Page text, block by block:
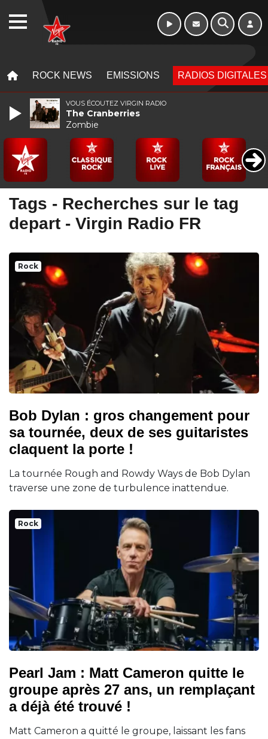
ROCK NEWS EMISSIONS RADIOS DIGITALES
Tags - Recherches sur le tag
depart - Virgin Radio FR
Rock
Bob Dylan : gros changement pour
sa tournée, deux de ses guitaristes
claquent la porte !
La tournée Rough and Rowdy Ways de Bob Dylan
traverse une zone de turbulence inattendue.
Rock
Pearl Jam : Matt Cameron quitte le
groupe après 27 ans, un remplaçant
a déjà été trouvé !
Matt Cameron a quitté le groupe, laissant les fans
VOUS ÉCOUTEZ VIRGIN RADIO
The Cranberries
Zombie
WEBRADIO